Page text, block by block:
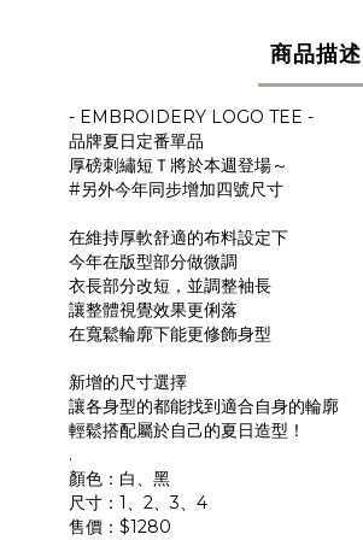
商品描述
- EMBROIDERY LOGO TEE -
品牌夏日定番單品
厚磅刺繡短Ｔ將於本週登場～
#另外今年同步增加四號尺寸
在維持厚軟舒適的布料設定下
今年在版型部分做微調
衣長部分改短，並調整袖長
讓整體視覺效果更俐落
在寬鬆輪廓下能更修飾身型
新增的尺寸選擇
讓各身型的都能找到適合自身的輪廓
輕鬆搭配屬於自己的夏日造型！
.
顏色：白、黑
尺寸：1、2、3、4
售價：$1280